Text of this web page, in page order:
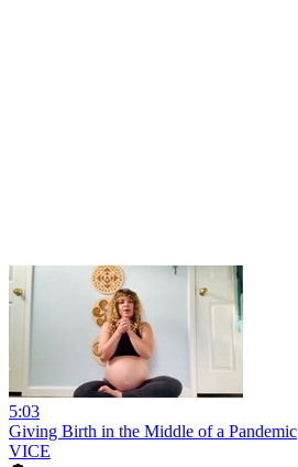
5:03
Giving Birth in the Middle of a Pandemic
VICE